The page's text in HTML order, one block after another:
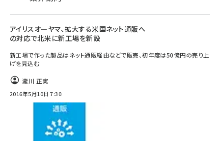
アイリスオーヤマ、拡大する米国ネット通販へ
の対応で北米に新工場を新設
新工場で作った製品はネット通販経由などで販売、初年度は50億円の売り上
げを見込む
瀧川 正実
2016年5月10日 7:30